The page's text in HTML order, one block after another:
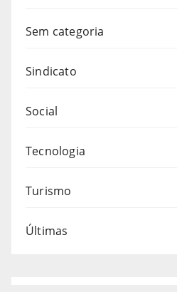
Sem categoria
Sindicato
Social
Tecnologia
Turismo
Últimas